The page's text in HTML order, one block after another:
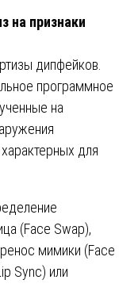
на признаки
дипфейков.
программное
на
для
(Face Swap),
мимики (Face
Sync) или